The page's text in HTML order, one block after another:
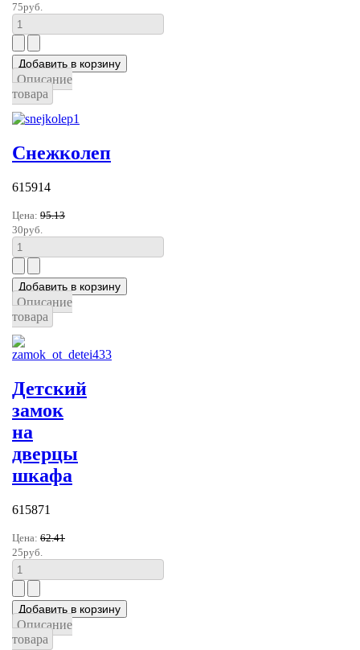
75руб.
Описание
товара
Снежколеп
615914
Цена: 95.13
30руб.
Описание
товара
Детский
замок
на
дверцы
шкафа
615871
Цена: 62.41
25руб.
Описание
товара